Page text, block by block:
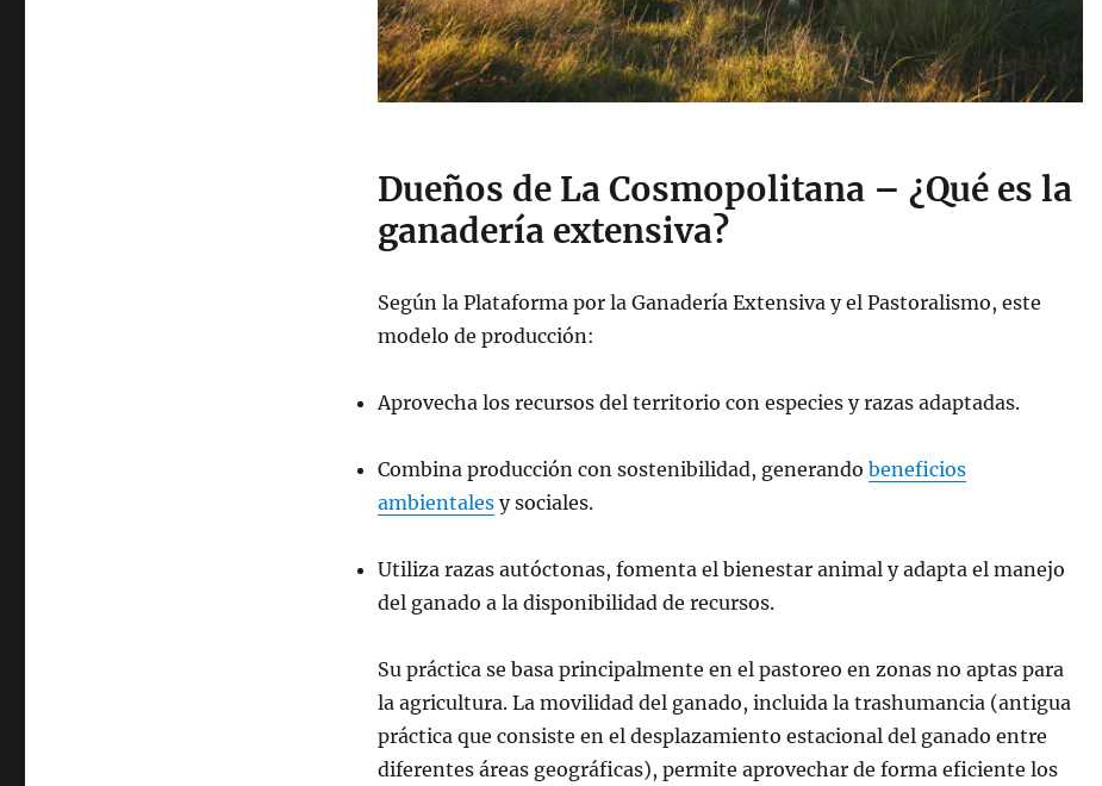
Dueños de La Cosmopolitana – ¿Qué es la
ganadería extensiva?
Según la Plataforma por la Ganadería Extensiva y el Pastoralismo, este
modelo de producción:
Aprovecha los recursos del territorio con especies y razas adaptadas.
Combina producción con sostenibilidad, generando beneficios
ambientalesy sociales.
Utiliza razas autóctonas, fomenta el bienestar animal y adapta el manejo
del ganado a la disponibilidad de recursos.
Su práctica se basa principalmente en el pastoreo en zonas no aptas para
la agricultura. La movilidad del ganado, incluida la trashumancia (antigua
práctica que consiste en el desplazamiento estacional del ganado entre
diferentes áreas geográficas), permite aprovechar de forma eficiente los